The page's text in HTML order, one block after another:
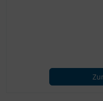
Verwendung von Profilen
Analyse von Zielgruppen
von Daten aus verschiedenen
Verwendung reduzierter
Verwendung genauer